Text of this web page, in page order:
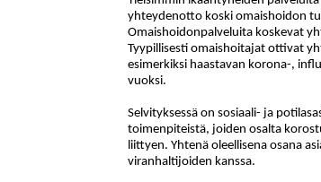
yhteydenotto koski omaishoidon
Omaishoidonpalveluita koskevat
Tyypillisesti omaishoitajat ottivat
esimerkiksi haastavan korona-,
vuoksi.
Selvityksessä on sosiaali- ja
toimenpiteistä, joiden osalta
liittyen. Yhtenä oleellisena osana
viranhaltijoiden kanssa.